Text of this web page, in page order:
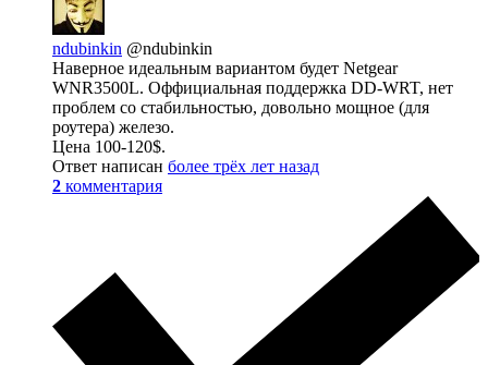
ndubinkin @ndubinkin
Наверное идеальным вариантом будет Netgear
WNR3500L. Оффициальная поддержка DD-WRT, нет
проблем со стабильностью, довольно мощное (для
роутера) железо.
Цена 100-120$.
Ответ написан более трёх лет назад
2 комментария